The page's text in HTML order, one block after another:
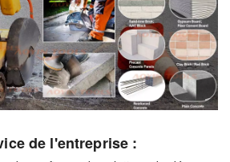
de l'entreprise :